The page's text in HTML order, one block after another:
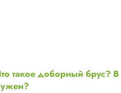
такое доборный брус?